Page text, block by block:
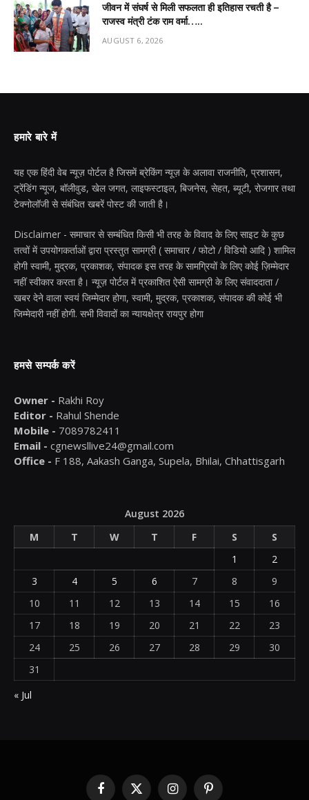
जीवन में संघर्ष से मिली सफलता ही इतिहास रचती है –
राजस्व मंत्री टंक राम वर्मा…..
AUGUST 6, 2026
हमारे बारे में
यह एक हिंदी वेब न्यूज़ पोर्टल है जिसमें ब्रेकिंग न्यूज़ के अलावा राजनीति, प्रशासन,
ट्रेंडिंग न्यूज, बॉलीवुड, खेल जगत, लाइफस्टाइल, बिजनेस, सेहत, ब्यूटी, रोजगार तथा
टेक्नोलॉजी से संबंधित खबरें पोस्ट की जाती है।
Disclaimer - समाचार से सम्बंधित किसी भी तरह के विवाद के लिए साइट के कुछ
तत्वों में उपयोगकर्ताओं द्वारा प्रस्तुत सामग्री ( समाचार / फोटो / विडियो आदि ) शामिल
होगी स्वामी, मुद्रक, प्रकाशक, संपादक इस तरह के सामग्रियों के लिए कोई ज़िम्मेदार
नहीं स्वीकार करता है। न्यूज़ पोर्टल में प्रकाशित ऐसी सामग्री के लिए संवाददाता /
खबर देने वाला स्वयं जिम्मेदार होगा, स्वामी, मुद्रक, प्रकाशक, संपादक की कोई भी
जिम्मेदारी नहीं होगी. सभी विवादों का न्यायक्षेत्र रायपुर होगा
हमसे सम्पर्क करें
Owner - Rakhi Roy
Editor - Rahul Shende
Mobile - 7089782411
Email - cgnewsllive24@gmail.com
Office - F 188, Aakash Ganga, Supela, Bhilai, Chhattisgarh
August 2026
M
T W T F S
S
1
2
3
4 5 6 7 8
9
10
11 12 13 14 15
16
17
18 19 20 21 22
23
24
25 26 27 28 29
30
31
« Jul
Facebook
X InstagramPinterest